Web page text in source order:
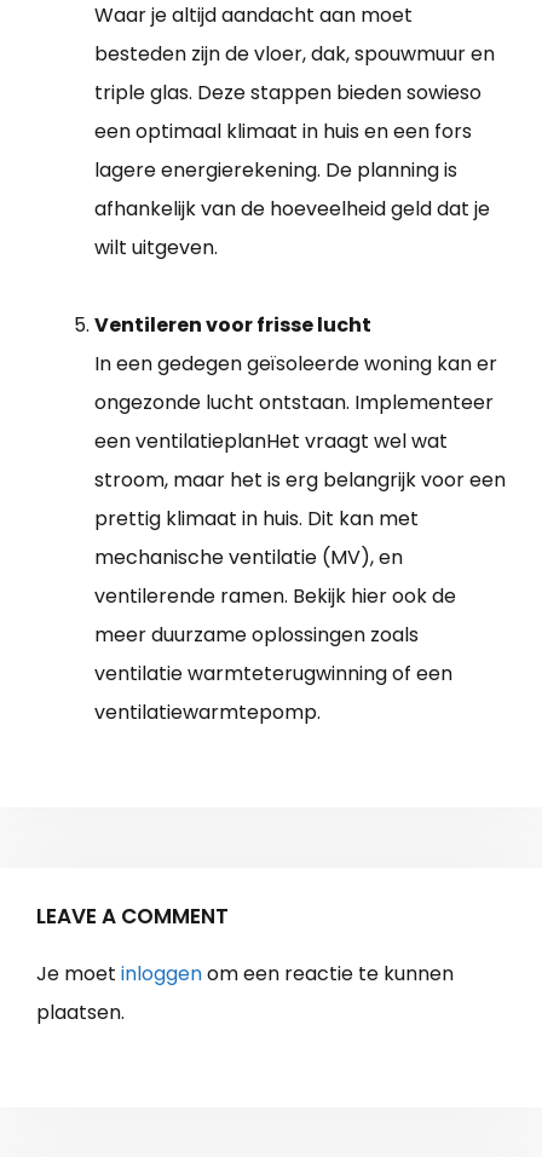
Waar je altijd aandacht aan moet
besteden zijn de vloer, dak, spouwmuur en
triple glas. Deze stappen bieden sowieso
een optimaal klimaat in huis en een fors
lagere energierekening. De planning is
afhankelijk van de hoeveelheid geld dat je
wilt uitgeven.
Ventileren voor frisse lucht
In een gedegen geïsoleerde woning kan er
ongezonde lucht ontstaan. Implementeer
een ventilatieplanHet vraagt wel wat
stroom, maar het is erg belangrijk voor een
prettig klimaat in huis. Dit kan met
mechanische ventilatie (MV), en
ventilerende ramen. Bekijk hier ook de
meer duurzame oplossingen zoals
ventilatie warmteterugwinning of een
ventilatiewarmtepomp.
LEAVE A COMMENT
Je moet inloggenom een reactie te kunnen
plaatsen.